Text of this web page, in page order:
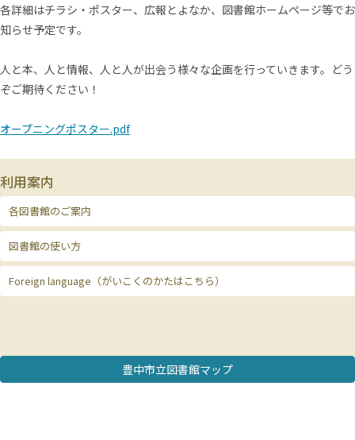
各詳細はチラシ・ポスター、広報とよなか、図書館ホームページ等でお
知らせ予定です。
人と本、人と情報、人と人が出会う様々な企画を行っていきます。どう
ぞご期待ください！
オープニングポスター.pdf
利用案内
各図書館のご案内
図書館の使い方
Foreign language（がいこくのかたはこちら）
豊中市立図書館マップ